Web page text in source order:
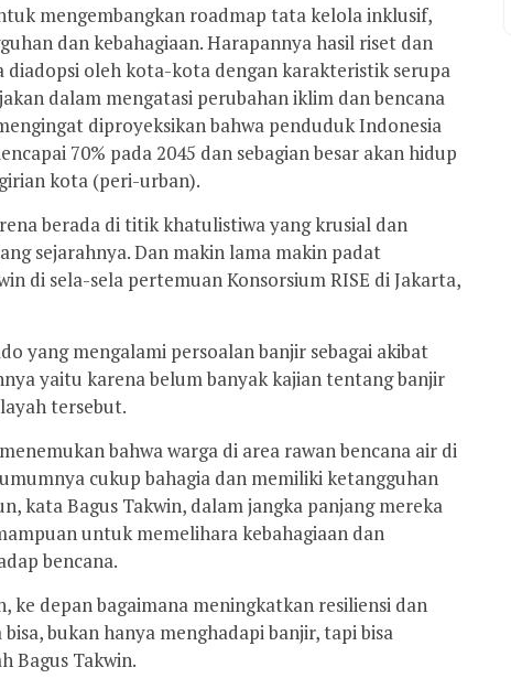
mengembangkan roadmap tata kelola inklusif,
dan kebahagiaan. Harapannya hasil riset dan
diadopsi oleh kota-kota dengan karakteristik serupa
dalam mengatasi perubahan iklim dan bencana
diproyeksikan bahwa penduduk Indonesia
70% pada 2045 dan sebagian besar akan hidup
kota (peri-urban).
berada di titik khatulistiwa yang krusial dan
sejarahnya. Dan makin lama makin padat
di sela-sela pertemuan Konsorsium RISE di Jakarta,
yang mengalami persoalan banjir sebagai akibat
yaitu karena belum banyak kajian tentang banjir
tersebut.
bahwa warga di area rawan bencana air di
cukup bahagia dan memiliki ketangguhan
kata Bagus Takwin, dalam jangka panjang mereka
untuk memelihara kebahagiaan dan
bencana.
ke depan bagaimana meningkatkan resiliensi dan
bukan hanya menghadapi banjir, tapi bisa
Bagus Takwin.